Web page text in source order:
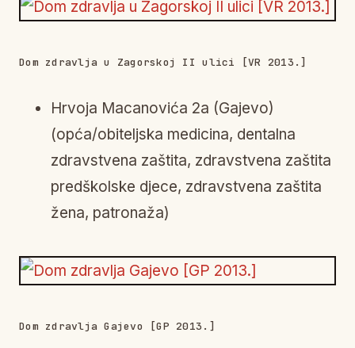
Dom zdravlja u Zagorskoj II ulici [VR 2013.]
Hrvoja Macanovića 2a (Gajevo)
(opća/obiteljska medicina, dentalna
zdravstvena zaštita, zdravstvena zaštita
predškolske djece, zdravstvena zaštita
žena, patronaža)
Dom zdravlja Gajevo [GP 2013.]